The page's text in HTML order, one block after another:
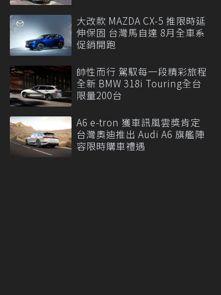
大改款 MAZDA CX-5 推限時延
伸保固 台灣馬自達 8月全車系
促銷開跑
帥性而行 駕馭每一段精彩旅程
全新 BMW 318i Touring全台
限量200台
A6 e-tron 獲車訊風雲獎肯定
台灣奧迪推出 Audi A6 旗艦陣
容限時購車禮遇